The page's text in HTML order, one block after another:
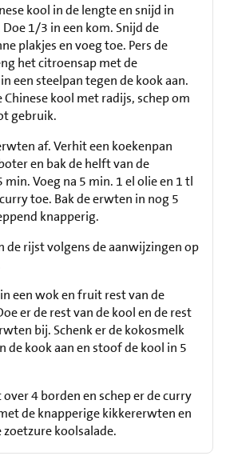
kool in de lengte en snijd in
1/3 in een kom. Snijd de
plakjes en voeg toe. Pers de
het citroensap met de
een steelpan tegen de kook aan.
Chinese kool met radijs, schep om
gebruik.
af. Verhit een koekenpan
en bak de helft van de
Voeg na 5 min. 1 el olie en 1 tl
toe. Bak de erwten in nog 5
knapperig.
de rijst volgens de aanwijzingen op
een wok en fruit rest van de
er de rest van de kool en de rest
bij. Schenk er de kokosmelk
de kook aan en stoof de kool in 5
4 borden en schep er de curry
de knapperige kikkererwten en
koolsalade.